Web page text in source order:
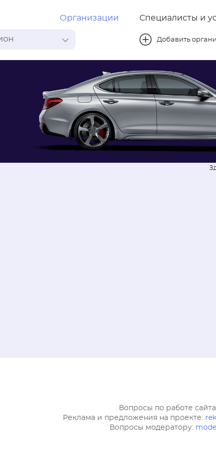
Организации Специалисты и
Добавить
Вопросы по работе
Реклама и предложения на проекте:
Вопросы модератору: